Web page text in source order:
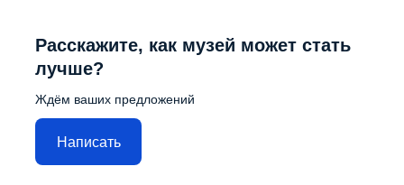
Расскажите, как музей может стать
лучше?
Ждём ваших предложений
Написать